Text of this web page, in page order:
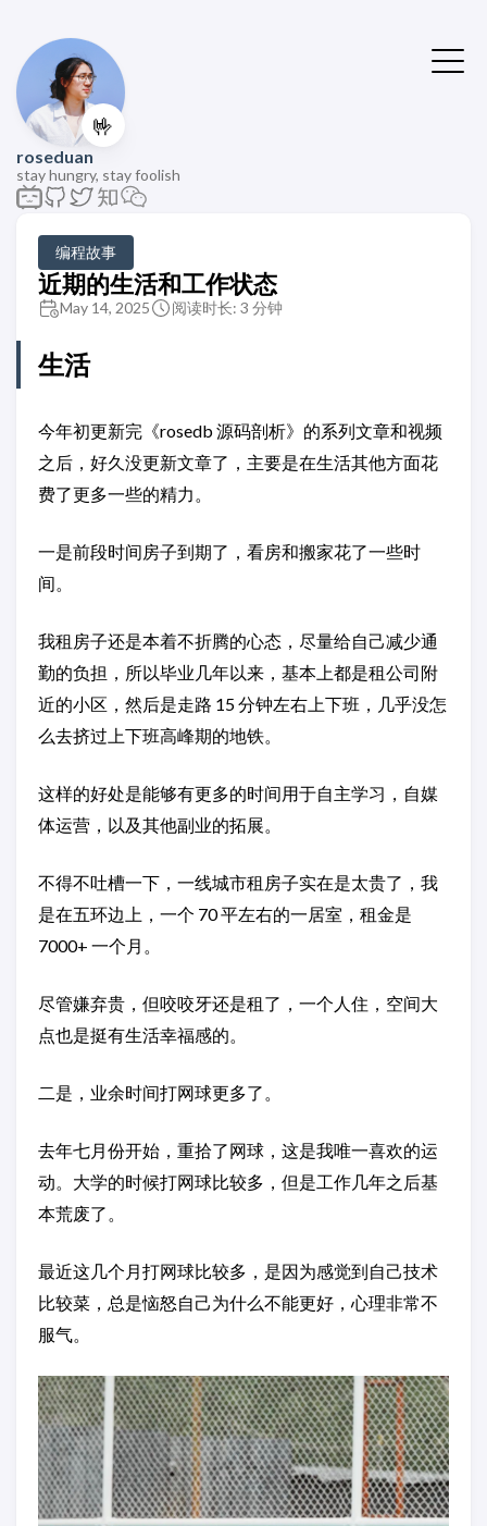
🤟
roseduan
stay hungry, stay foolish
编程故事
近期的生活和工作状态
May 14, 2025 阅读时长: 3 分钟
生活
今年初更新完《rosedb 源码剖析》的系列文章和视频
之后，好久没更新文章了，主要是在生活其他方面花
费了更多一些的精力。
一是前段时间房子到期了，看房和搬家花了一些时
间。
我租房子还是本着不折腾的心态，尽量给自己减少通
勤的负担，所以毕业几年以来，基本上都是租公司附
近的小区，然后是走路 15 分钟左右上下班，几乎没怎
么去挤过上下班高峰期的地铁。
这样的好处是能够有更多的时间用于自主学习，自媒
体运营，以及其他副业的拓展。
不得不吐槽一下，一线城市租房子实在是太贵了，我
是在五环边上，一个 70 平左右的一居室，租金是
7000+ 一个月。
尽管嫌弃贵，但咬咬牙还是租了，一个人住，空间大
点也是挺有生活幸福感的。
二是，业余时间打网球更多了。
去年七月份开始，重拾了网球，这是我唯一喜欢的运
动。大学的时候打网球比较多，但是工作几年之后基
本荒废了。
最近这几个月打网球比较多，是因为感觉到自己技术
比较菜，总是恼怒自己为什么不能更好，心理非常不
服气。